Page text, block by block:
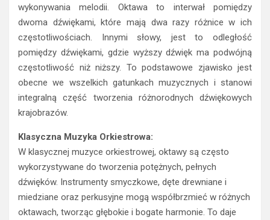
dwoma dźwiękami, które mają dwa razy różnice w ich
częstotliwościach. Innymi słowy, jest to odległość
pomiędzy dźwiękami, gdzie wyższy dźwięk ma podwójną
częstotliwość niż niższy. To podstawowe zjawisko jest
obecne we wszelkich gatunkach muzycznych i stanowi
integralną część tworzenia różnorodnych dźwiękowych
krajobrazów.
W klasycznej muzyce orkiestrowej, oktawy są często
wykorzystywane do tworzenia potężnych, pełnych
dźwięków. Instrumenty smyczkowe, dęte drewniane i
miedziane oraz perkusyjne mogą współbrzmieć w różnych
oktawach, tworząc głębokie i bogate harmonie. To daje
kompozytorom możliwość eksploracji kontrastów